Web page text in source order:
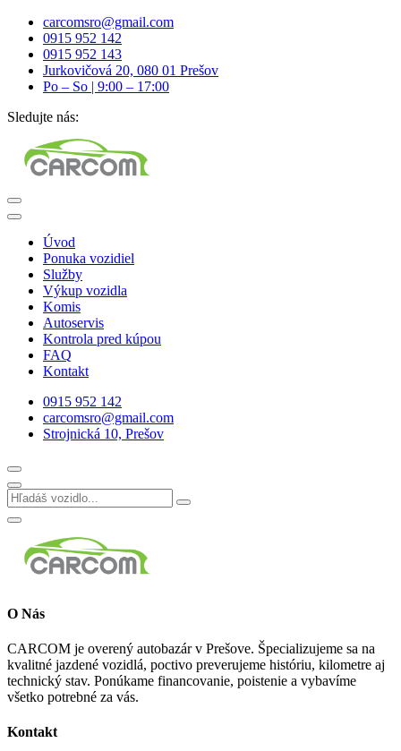
carcomsro@gmail.com
0915 952 142
0915 952 143
Jurkovičová 20, 080 01 Prešov
Po – So | 9:00 – 17:00
Sledujte nás:
Úvod
Ponuka vozidiel
Služby
Výkup vozidla
Komis
Autoservis
Kontrola pred kúpou
FAQ
Kontakt
0915 952 142
carcomsro@gmail.com
Strojnická 10, Prešov
O Nás
CARCOM je overený autobazár v Prešove. Špecializujeme sa na
kvalitné jazdené vozidlá, poctivo preverujeme históriu, kilometre aj
technický stav. Ponúkame financovanie, poistenie a vybavíme
všetko potrebné za vás.
Kontakt